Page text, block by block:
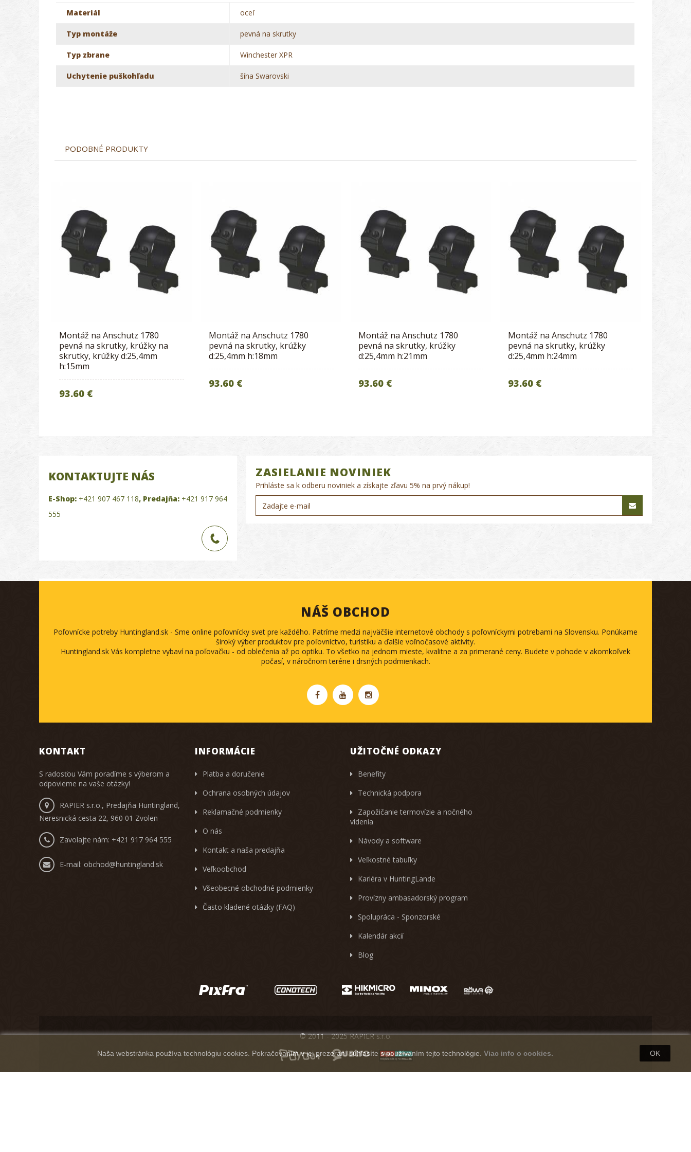
Materiál oceľ
Typ montáže pevná na skrutky
Typ zbrane Winchester XPR
Uchytenie puškohľadu šína Swarovski
PODOBNÉ PRODUKTY
Montáž na Anschutz 1780
pevná na skrutky, krúžky na
skrutky, krúžky d:25,4mm
h:15mm
93.60 €
Montáž na Anschutz 1780
pevná na skrutky, krúžky
d:25,4mm h:18mm
93.60 €
Montáž na Anschutz 1780
pevná na skrutky, krúžky
d:25,4mm h:21mm
93.60 €
Montáž na Anschutz 1780
pevná na skrutky, krúžky
d:25,4mm h:24mm
93.60 €
KONTAKTUJTE NÁS
E-Shop: +421 907 467 118, Predajňa: +421 917 964
555
ZASIELANIE NOVINIEK
Prihláste sa k odberu noviniek a získajte zľavu 5% na prvý nákup!
NÁŠ OBCHOD
Poľovnícke potreby Huntingland.sk - Sme online poľovnícky svet pre každého. Patríme medzi najväčšie internetové obchody s poľovníckymi potrebami na Slovensku. Ponúkame
široký výber produktov pre poľovníctvo, turistiku a ďalšie voľnočasové aktivity.
Huntingland.sk Vás kompletne vybaví na poľovačku - od oblečenia až po optiku. To všetko na jednom mieste, kvalitne a za primerané ceny. Budete v pohode v akomkoľvek
počasí, v náročnom teréne i drsných podmienkach.
KONTAKT
S radosťou Vám poradíme s výberom a
odpovieme na vaše otázky!
RAPIER s.r.o., Predajňa Huntingland,
Neresnická cesta 22, 960 01 Zvolen
Zavolajte nám: +421 917 964 555
E-mail: obchod@huntingland.sk
INFORMÁCIE
Platba a doručenie
Ochrana osobných údajov
Reklamačné podmienky
O nás
Kontakt a naša predajňa
Veľkoobchod
Všeobecné obchodné podmienky
Často kladené otázky (FAQ)
UŽITOČNÉ ODKAZY
Benefity
Technická podpora
Zapožičanie termovízie a nočného
videnia
Návody a software
Veľkostné tabuľky
Kariéra v HuntingLande
Provízny ambasadorský program
Spolupráca - Sponzorské
Kalendár akcií
Blog
Naša webstránka používa technológiu cookies. Pokračovaním v jej prezeraní súhlasíte s používaním tejto technológie. Viac info o cookies. OK
© 2011 - 2025 RAPIER s.r.o.